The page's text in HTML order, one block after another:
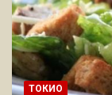
ТОКИО